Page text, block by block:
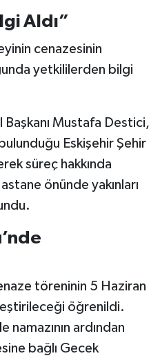
Aldı”
cenazesinin
yetkililerden bilgi
Başkanı Mustafa Destici,
Eskişehir Şehir
süreç hakkında
önünde yakınları
töreninin 5 Haziran
öğrenildi.
namazının ardından
bağlı Gecek